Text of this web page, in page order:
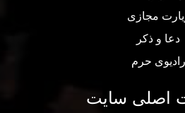
مجازی
دعا و ذکر
رادیوی حرم
اصلی سایت